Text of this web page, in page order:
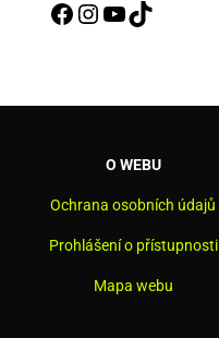
Facebook
Instagram
YouTube
TikTok
O WEBU
Ochrana osobních údajů
Prohlášení o přístupnosti
Mapa webu